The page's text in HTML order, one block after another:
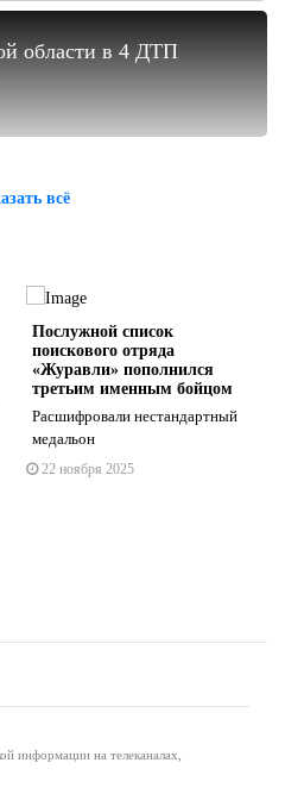
области в 4 ДТП
всё
Послужной список
поискового отряда
«Журавли» пополнился
третьим именным бойцом
Расшифровали нестандартный
медальон
22 ноября 2025
информации на телеканалах,